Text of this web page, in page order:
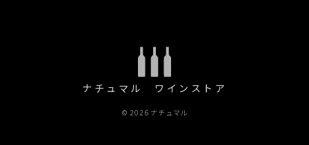
ナチュマル ワインストア
© 2026 ナチュマル